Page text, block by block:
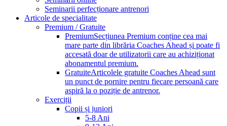
Seminarii perfecționare antrenori
Articole de specialitate
Premium / Gratuite
PremiumSecțiunea Premium conține cea mai
mare parte din librăria Coaches Ahead și poate fi
accesată doar de utilizatorii care au achiziționat
abonamentul premium.
GratuiteArticolele gratuite Coaches Ahead sunt
un punct de pornire pentru fiecare persoană care
aspiră la o poziție de antrenor.
Exerciții
Copii și juniori
5-8 Ani